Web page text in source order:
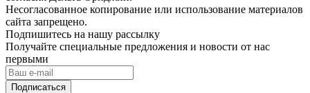
Несогласованное копирование или использование материалов
сайта запрещено.
Подпишитесь на нашу рассылку
Получайте специальные предложения и новости от нас
первыми
Подписаться